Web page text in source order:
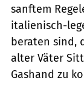
sanftem
italienisch-
beraten sind,
alter Väter
Gashand zu